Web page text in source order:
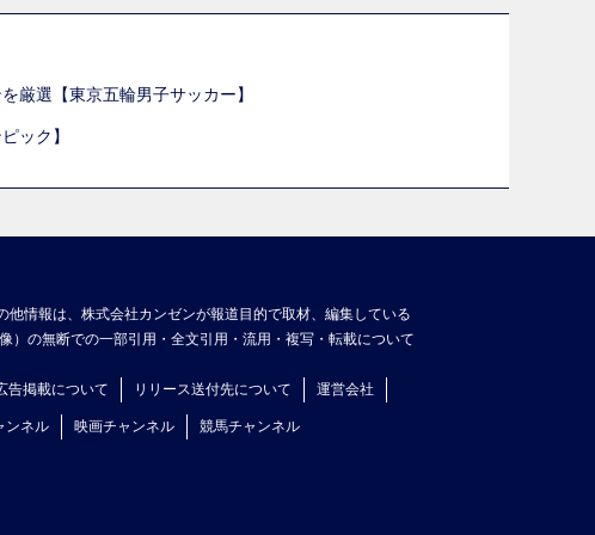
厳選【東京五輪男子サッカー】
ック】
情報は、株式会社カンゼンが報道目的で取材、編集している
）の無断での一部引用・全文引用・流用・複写・転載について
告掲載について リリース送付先について 運営会社
ンネル 映画チャンネル 競馬チャンネル